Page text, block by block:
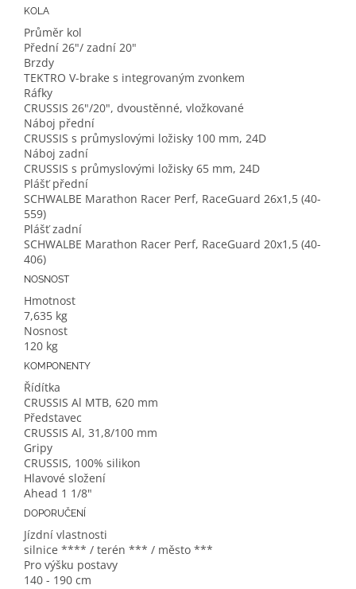
KOLA
Průměr kol
Přední 26"/ zadní 20"
Brzdy
TEKTRO V-brake s integrovaným zvonkem
Ráfky
CRUSSIS 26"/20", dvoustěnné, vložkované
Náboj přední
CRUSSIS s průmyslovými ložisky 100 mm, 24D
Náboj zadní
CRUSSIS s průmyslovými ložisky 65 mm, 24D
Plášť přední
SCHWALBE Marathon Racer Perf, RaceGuard 26x1,5 (40-
559)
Plášť zadní
SCHWALBE Marathon Racer Perf, RaceGuard 20x1,5 (40-
406)
NOSNOST
Hmotnost
7,635 kg
Nosnost
120 kg
KOMPONENTY
Řídítka
CRUSSIS Al MTB, 620 mm
Představec
CRUSSIS Al, 31,8/100 mm
Gripy
CRUSSIS, 100% silikon
Hlavové složení
Ahead 1 1/8"
DOPORUČENÍ
Jízdní vlastnosti
silnice **** / terén *** / město ***
Pro výšku postavy
140 - 190 cm